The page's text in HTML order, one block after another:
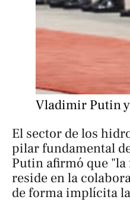
Vladimir Putin
El sector de los
pilar fundamental
Putin afirmó que
reside en la
de forma implícita